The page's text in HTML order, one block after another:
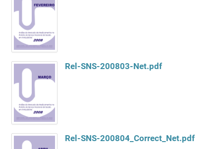
Rel-SNS-200803-Net.pdf
Rel-SNS-200804_Correct_Net.pdf